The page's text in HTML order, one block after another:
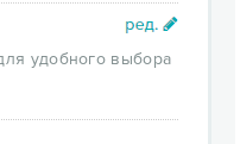
удобного выбора